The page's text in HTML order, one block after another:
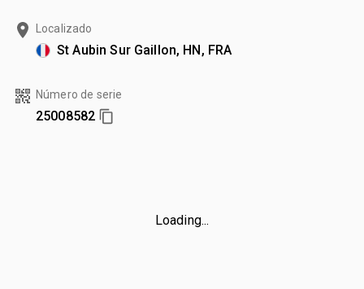
Localizado
St Aubin Sur Gaillon, HN, FRA
Número de serie
25008582
Loading...